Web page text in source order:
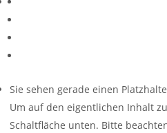
Sie sehen gerade einen
Um auf den eigentlichen Inhalt
Schaltfläche unten. Bitte